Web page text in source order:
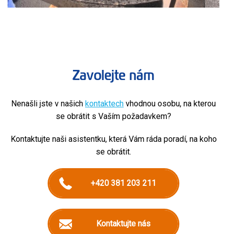
Zavolejte nám
Nenašli jste v našich kontaktech vhodnou osobu, na kterou
se obrátit s Vaším požadavkem?
Kontaktujte naši asistentku, která Vám ráda poradí, na koho
se obrátit.
+420 381 203 211
Kontaktujte nás